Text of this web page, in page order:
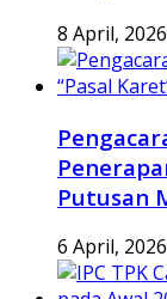
8 April, 2026
Putusan
6 April, 2026